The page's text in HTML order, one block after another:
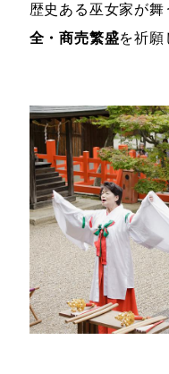
歴史ある巫女家が
全・商売繁盛を祈願